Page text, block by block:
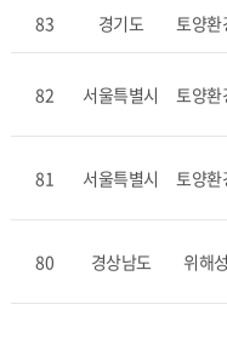
83 경기도 토양환
82 서울특별시 토양환
81 서울특별시 토양환
80 경상남도 위해